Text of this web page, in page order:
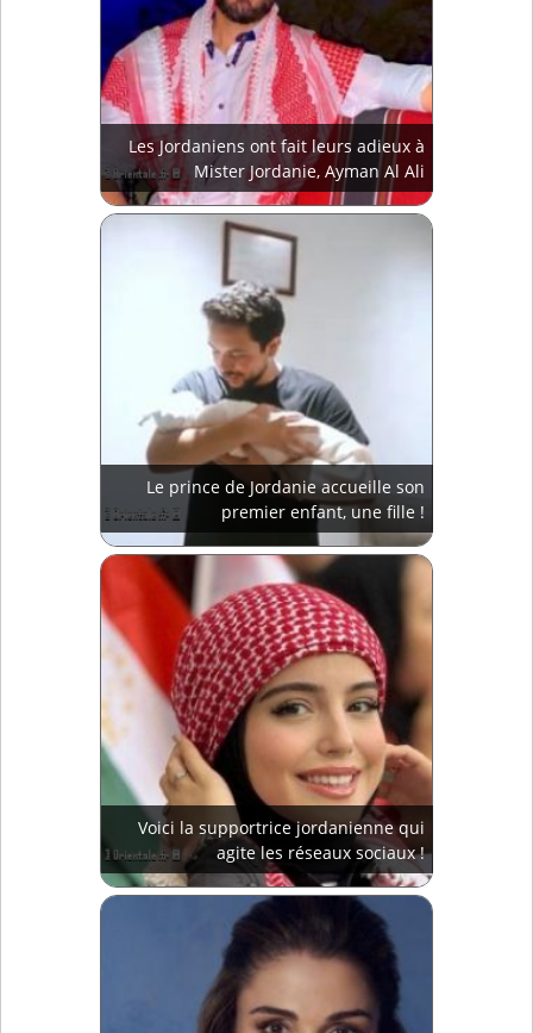
Les Jordaniens ont fait leurs adieux à
Mister Jordanie, Ayman Al Ali
Le prince de Jordanie accueille son
premier enfant, une fille !
Voici la supportrice jordanienne qui
agite les réseaux sociaux !